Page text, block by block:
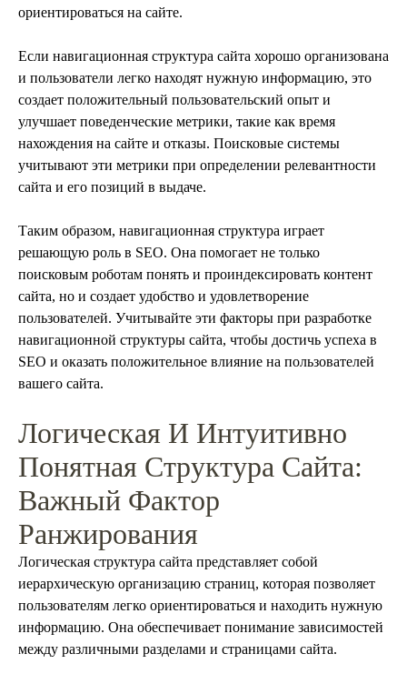
ориентироваться на сайте.
Если навигационная структура сайта хорошо организована
и пользователи легко находят нужную информацию, это
создает положительный пользовательский опыт и
улучшает поведенческие метрики, такие как время
нахождения на сайте и отказы. Поисковые системы
учитывают эти метрики при определении релевантности
сайта и его позиций в выдаче.
Таким образом, навигационная структура играет
решающую роль в SEO. Она помогает не только
поисковым роботам понять и проиндексировать контент
сайта, но и создает удобство и удовлетворение
пользователей. Учитывайте эти факторы при разработке
навигационной структуры сайта, чтобы достичь успеха в
SEO и оказать положительное влияние на пользователей
вашего сайта.
Логическая И Интуитивно
Понятная Структура Сайта:
Важный Фактор
Ранжирования
Логическая структура сайта представляет собой
иерархическую организацию страниц, которая позволяет
пользователям легко ориентироваться и находить нужную
информацию. Она обеспечивает понимание зависимостей
между различными разделами и страницами сайта.